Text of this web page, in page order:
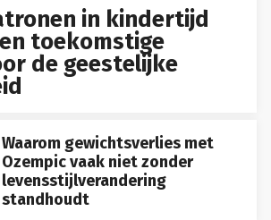
in kindertijd
toekomstige
de geestelijke
Waarom gewichtsverlies met
Ozempic vaak niet zonder
levensstijlverandering
standhoudt